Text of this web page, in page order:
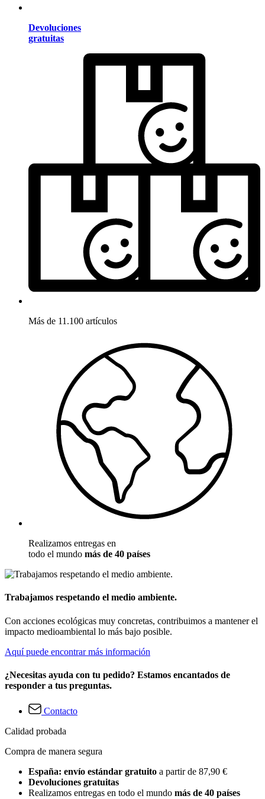
Devoluciones
gratuitas
Más de 11.100 artículos
Realizamos entregas en
todo el mundo más de 40 países
Trabajamos respetando el medio ambiente.
Con acciones ecológicas muy concretas, contribuimos a mantener el
impacto medioambiental lo más bajo posible.
Aquí puede encontrar más información
¿Necesitas ayuda con tu pedido? Estamos encantados de
responder a tus preguntas.
Contacto
Calidad probada
Compra de manera segura
España: envío estándar gratuito a partir de 87,90 €
Devoluciones gratuitas
Realizamos entregas en todo el mundo más de 40 países